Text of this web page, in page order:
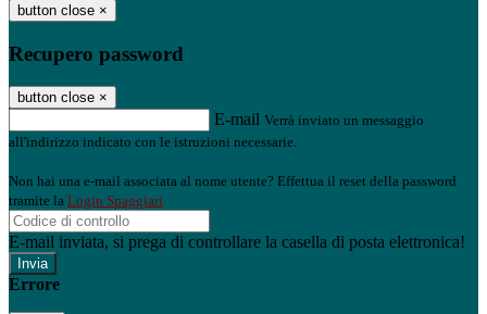
button close ×
Recupero password
button close ×
E-mail Verrà inviato un messaggio
all'indirizzo indicato con le istruzioni necessarie.
Non hai una e-mail associata al nome utente? Effettua il reset della password
tramite la Login Spaggiari
E-mail inviata, si prega di controllare la casella di posta elettronica!
Errore